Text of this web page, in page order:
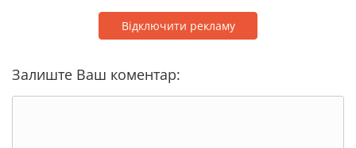
Відключити рекламу
Залиште Ваш коментар: